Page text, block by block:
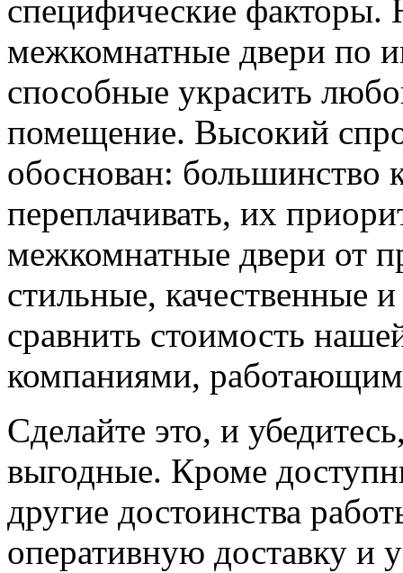
специфические
межкомнатные двери по
способные украсить
помещение. Высокий
обоснован: большинство
переплачивать, их
межкомнатные двери от
стильные, качественные
сравнить стоимость
компаниями,
Сделайте это, и
выгодные. Кроме
другие достоинства
оперативную доставку и